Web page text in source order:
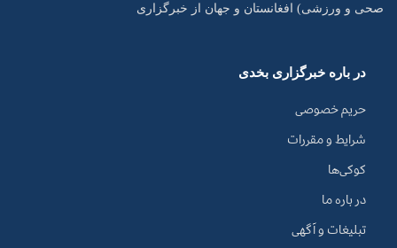
صحی و ورزشی) افغانستان و جهان از خبرگزاری
در باره خبرگزاری بخدی
حریم خصوصی
شرایط و مقررات
کوکی‌ها
در باره ما
تبلیغات و آگهی